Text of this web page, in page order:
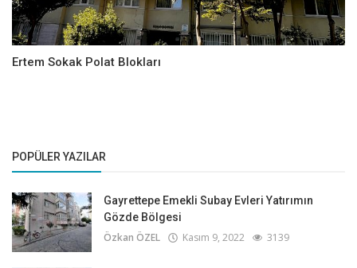
Ertem Sokak Polat Blokları
POPÜLER YAZILAR
Gayrettepe Emekli Subay Evleri Yatırımın
Gözde Bölgesi
Özkan ÖZEL Kasım 9, 2022 3139